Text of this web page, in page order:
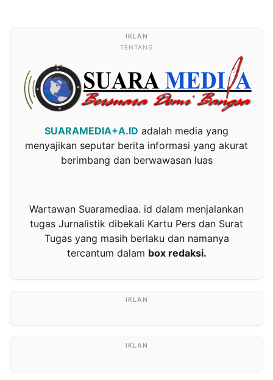
TENTANG
SUARAMEDIA+A.ID adalah media yang
menyajikan seputar berita informasi yang akurat
berimbang dan berwawasan luas
Wartawan Suaramediaa. id dalam menjalankan
tugas Jurnalistik dibekali Kartu Pers dan Surat
Tugas yang masih berlaku dan namanya
tercantum dalam box redaksi.